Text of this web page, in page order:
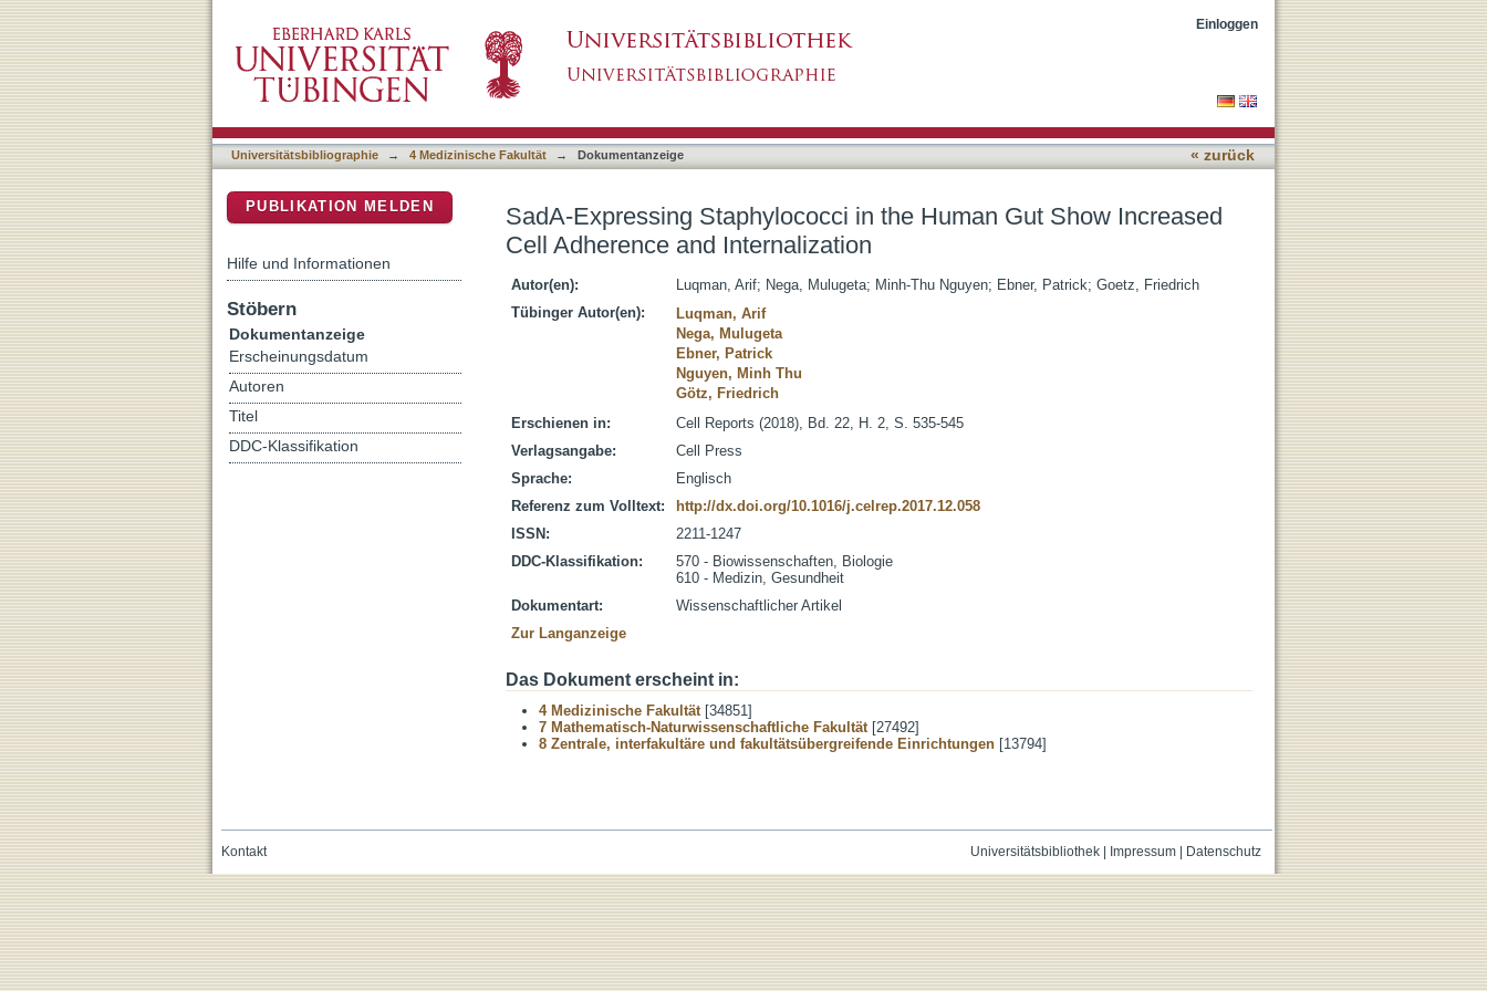
Internalization
Einloggen
Universitätsbibliographie → 4 Medizinische Fakultät → Dokumentanzeige « zurück
SadA-Expressing Staphylococci in the Human Gut Show Increased
Cell Adherence and Internalization
Autor(en): Luqman, Arif; Nega, Mulugeta; Minh-Thu Nguyen; Ebner, Patrick; Goetz, Friedrich
Tübinger Autor(en):
Luqman, Arif
Nega, Mulugeta
Ebner, Patrick
Nguyen, Minh Thu
Götz, Friedrich
Erschienen in:
Cell Reports (2018), Bd. 22, H. 2, S. 535-545
Verlagsangabe:
Cell Press
Sprache:
Englisch
Referenz zum Volltext:
http://dx.doi.org/10.1016/j.celrep.2017.12.058
ISSN:
2211-1247
DDC-Klassifikation:
570 - Biowissenschaften, Biologie
610 - Medizin, Gesundheit
Dokumentart:
Wissenschaftlicher Artikel
Zur Langanzeige
Das Dokument erscheint in:
4 Medizinische Fakultät[34851]
7 Mathematisch-Naturwissenschaftliche Fakultät[27492]
8 Zentrale, interfakultäre und fakultätsübergreifende Einrichtungen [13794]
PUBLIKATION MELDEN
Hilfe und Informationen
Stöbern
Dokumentanzeige
Erscheinungsdatum
Autoren
Titel
DDC-Klassifikation
Universitätsbibliothek| Impressum| Datenschutz
Kontakt